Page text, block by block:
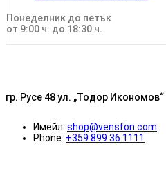
Понеделник до петък
от 9:00 ч. до 18:30 ч.
гр. Русе 48 ул. „Тодор
Имейл: shop@vensfon.com
Phone: +359 899 36 1111